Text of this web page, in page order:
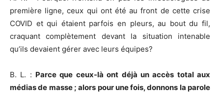
première ligne, ceux qui ont été au front de cette crise
COVID et qui étaient parfois en pleurs, au bout du fil,
craquant complètement devant la situation intenable
qu’ils devaient gérer avec leurs équipes?
B. L. : Parce que ceux-là ont déjà un accès total aux
médias de masse ; alors pour une fois, donnons la parole